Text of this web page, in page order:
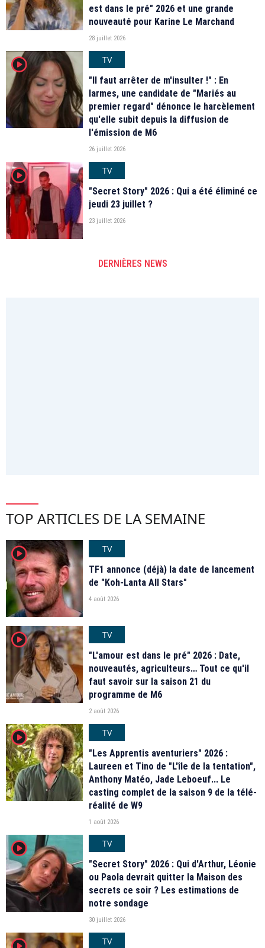
est dans le pré" 2026 et une grande
nouveauté pour Karine Le Marchand
28 juillet 2026
player2
TV
"Il faut arrêter de m'insulter !" : En
larmes, une candidate de "Mariés au
premier regard" dénonce le harcèlement
qu'elle subit depuis la diffusion de
l'émission de M6
26 juillet 2026
player2
TV
"Secret Story" 2026 : Qui a été éliminé ce
jeudi 23 juillet ?
23 juillet 2026
DERNIÈRES NEWS
TOP ARTICLES DE LA SEMAINE
player2
TV
TF1 annonce (déjà) la date de lancement
de "Koh-Lanta All Stars"
4 août 2026
player2
TV
"L'amour est dans le pré" 2026 : Date,
nouveautés, agriculteurs… Tout ce qu'il
faut savoir sur la saison 21 du
programme de M6
2 août 2026
player2
TV
"Les Apprentis aventuriers" 2026 :
Laureen et Tino de "L'île de la tentation",
Anthony Matéo, Jade Leboeuf... Le
casting complet de la saison 9 de la télé-
réalité de W9
1 août 2026
player2
TV
"Secret Story" 2026 : Qui d'Arthur, Léonie
ou Paola devrait quitter la Maison des
secrets ce soir ? Les estimations de
notre sondage
30 juillet 2026
TV